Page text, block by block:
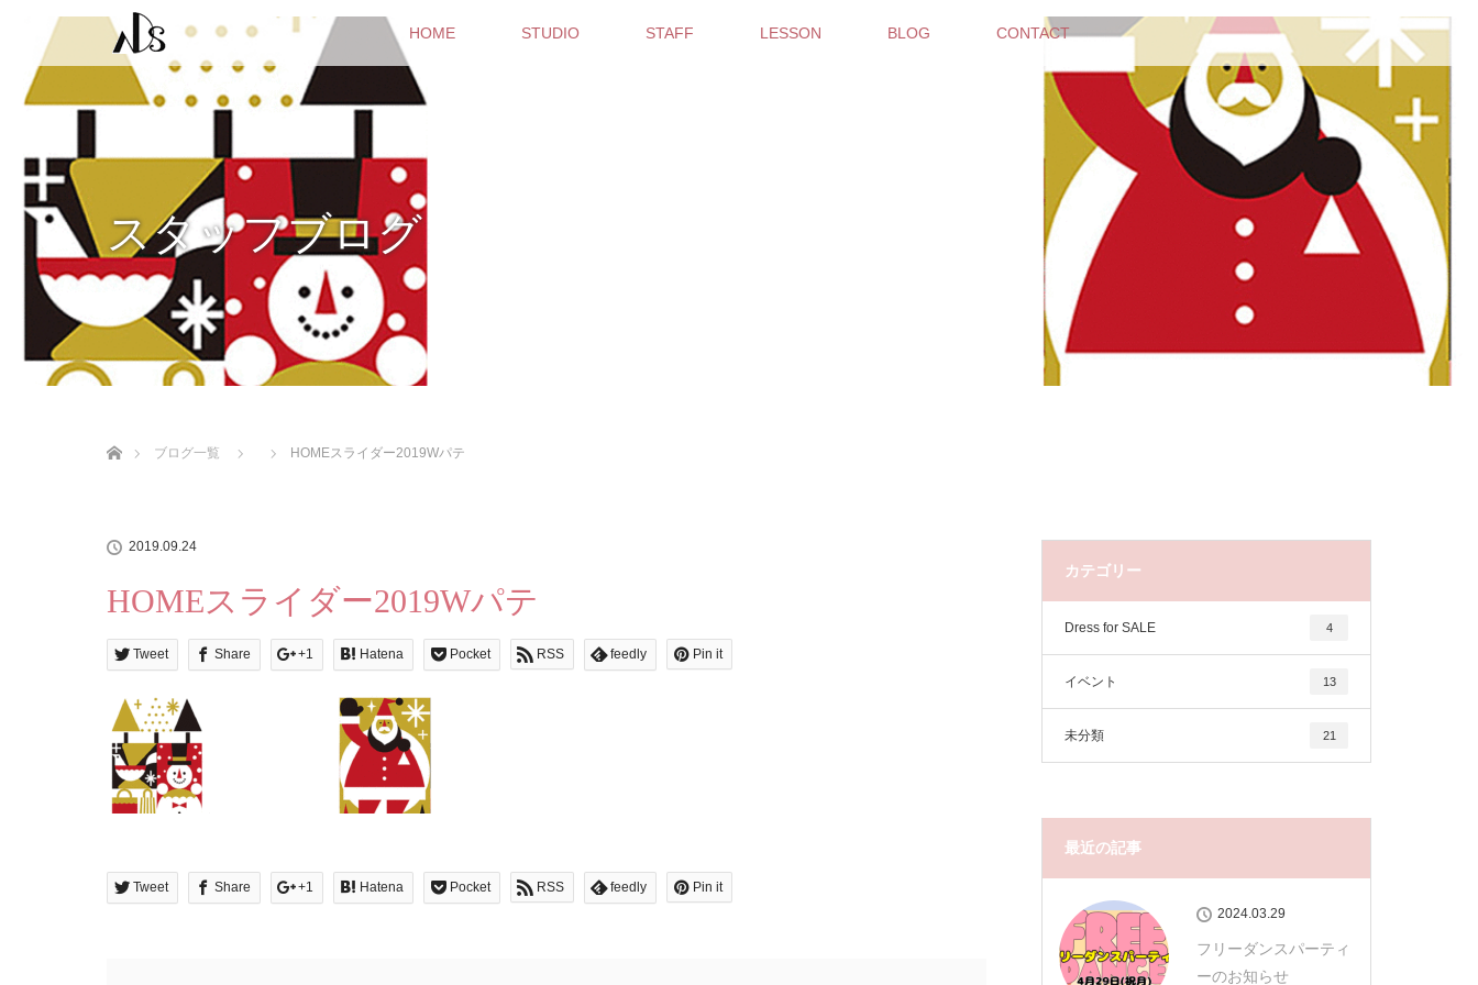
HOME STUDIO STAFF LESSON BLOG CONTACT
スタッフブログ
ブログ一覧
HOMEスライダー2019Wパテ
2019.09.24
HOMEスライダー2019Wパテ
Tweet Share +1 Hatena Pocket RSS feedly Pin it
Tweet Share +1 Hatena Pocket RSS feedly Pin it
カテゴリー
Dress for SALE 4
イベント 13
未分類 21
最近の記事
2024.03.29
フリーダンスパーティ
ーのお知らせ